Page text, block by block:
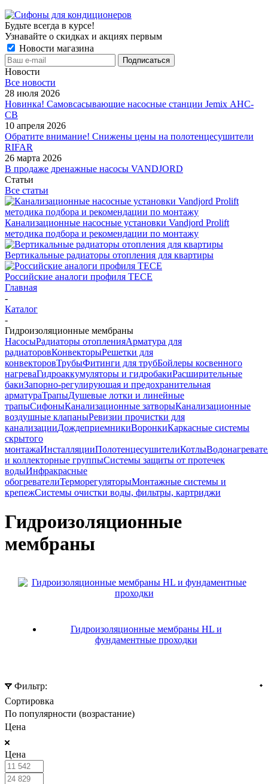
Будьте всегда в курсе!
Узнавайте о скидках и акциях первым
Новости магазина
Новости
Все новости
28 июля 2026
Новинка! Самовсасывающие насосные станции Jemix АНС-
СВ
10 апреля 2026
Обратите внимание! Снижены цены на полотенцесушители
RIFAR
26 марта 2026
В продаже дренажные насосы VANDJORD
Статьи
Все статьи
Канализационные насосные установки Vandjord Prolift
методика подбора и рекомендации по монтажу
Вертикальные радиаторы отопления для квартиры
Российские аналоги профиля TECE
Главная
-
Каталог
-
Гидроизоляционные мембраны
НасосыРадиаторы отопленияАрматура для
радиаторовКонвекторыРешетки для
конвекторовТрубыФитинги для трубБойлеры косвенного
нагреваГидроаккумуляторы и гидробакиРасширительные
бакиЗапорно-регулирующая и предохранительная
арматураТрапыДушевые лотки и линейные
трапыСифоныКанализационные затворыКанализационные
воздушные клапаныРевизии прочистки для
канализацииДождеприемникиВоронкиКаркасные системы
скрытого
монтажаИнсталляцииПолотенцесушителиКотлы
и коллекторные группыСистемы защиты от протечек
водыИнфракрасные
обогревателиТерморегуляторыМонтажные системы и
крепежСистемы очистки воды, фильтры, картриджи
Гидроизоляционные
мембраны
Гидроизоляционные мембраны HL и
фундаментные проходки
Фильтр:
Сортировка
По популярности (возрастание)
Цена
Цена